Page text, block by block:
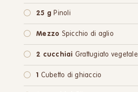
25 g Pinoli
Mezzo Spicchio di aglio
2 cucchiai Grattugiato vegetale
1 Cubetto di ghiaccio